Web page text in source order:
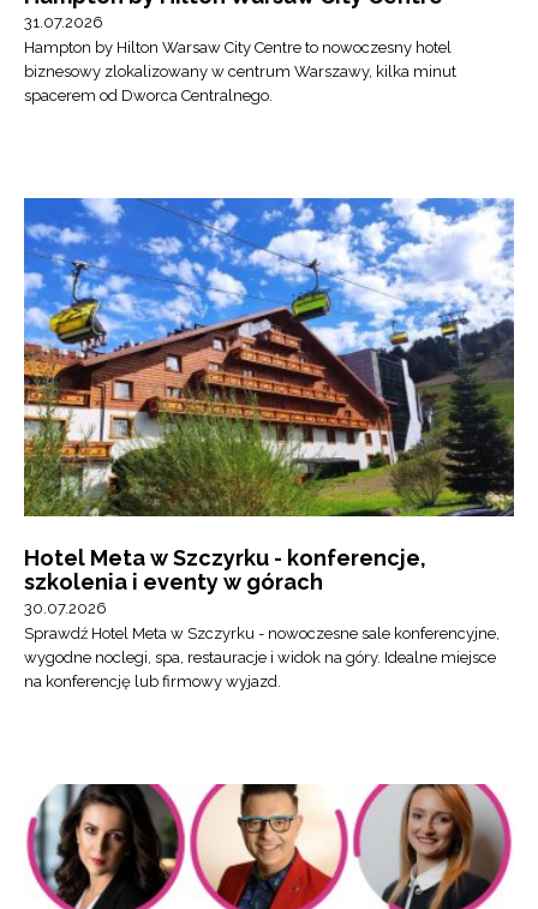
31.07.2026
Hampton by Hilton Warsaw City Centre to nowoczesny hotel
biznesowy zlokalizowany w centrum Warszawy, kilka minut
spacerem od Dworca Centralnego.
Hotel Meta w Szczyrku - konferencje,
szkolenia i eventy w górach
30.07.2026
Sprawdź Hotel Meta w Szczyrku - nowoczesne sale konferencyjne,
wygodne noclegi, spa, restauracje i widok na góry. Idealne miejsce
na konferencję lub firmowy wyjazd.